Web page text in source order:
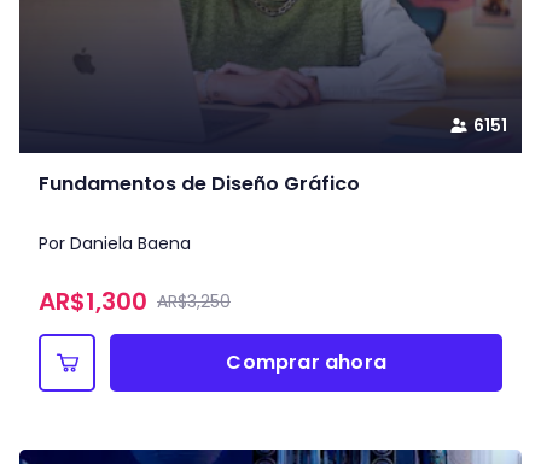
6151
Fundamentos de Diseño Gráfico
Por Daniela Baena
AR$1,300 AR$3,250
Comprar ahora